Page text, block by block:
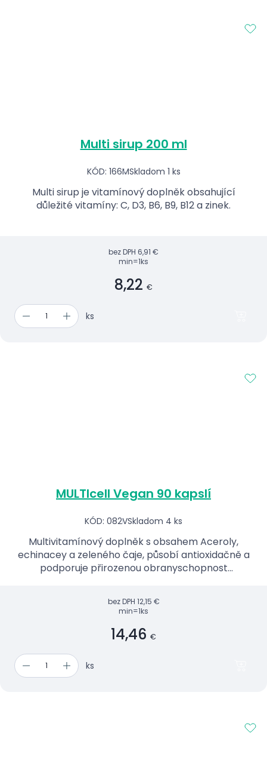
Multi sirup 200 ml
KÓD: 166MSkladom 1 ks
Multi sirup je vitamínový doplněk obsahující
důležité vitamíny: C, D3, B6, B9, B12 a zinek.
bez DPH 6,91 €
min=1ks
8,22 €
ks
MULTIcell Vegan 90 kapslí
KÓD: 082VSkladom 4 ks
Multivitamínový doplněk s obsahem Aceroly,
echinacey a zeleného čaje, působí antioxidačně a
podporuje přirozenou obranyschopnost
bez DPH 12,15 €
min=1ks
14,46 €
ks